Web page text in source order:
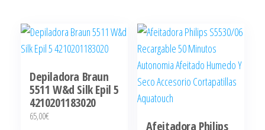
Depiladora Braun
5511 W&d Silk Epil 5
4210201183020
65,00€
Afeitadora Philips